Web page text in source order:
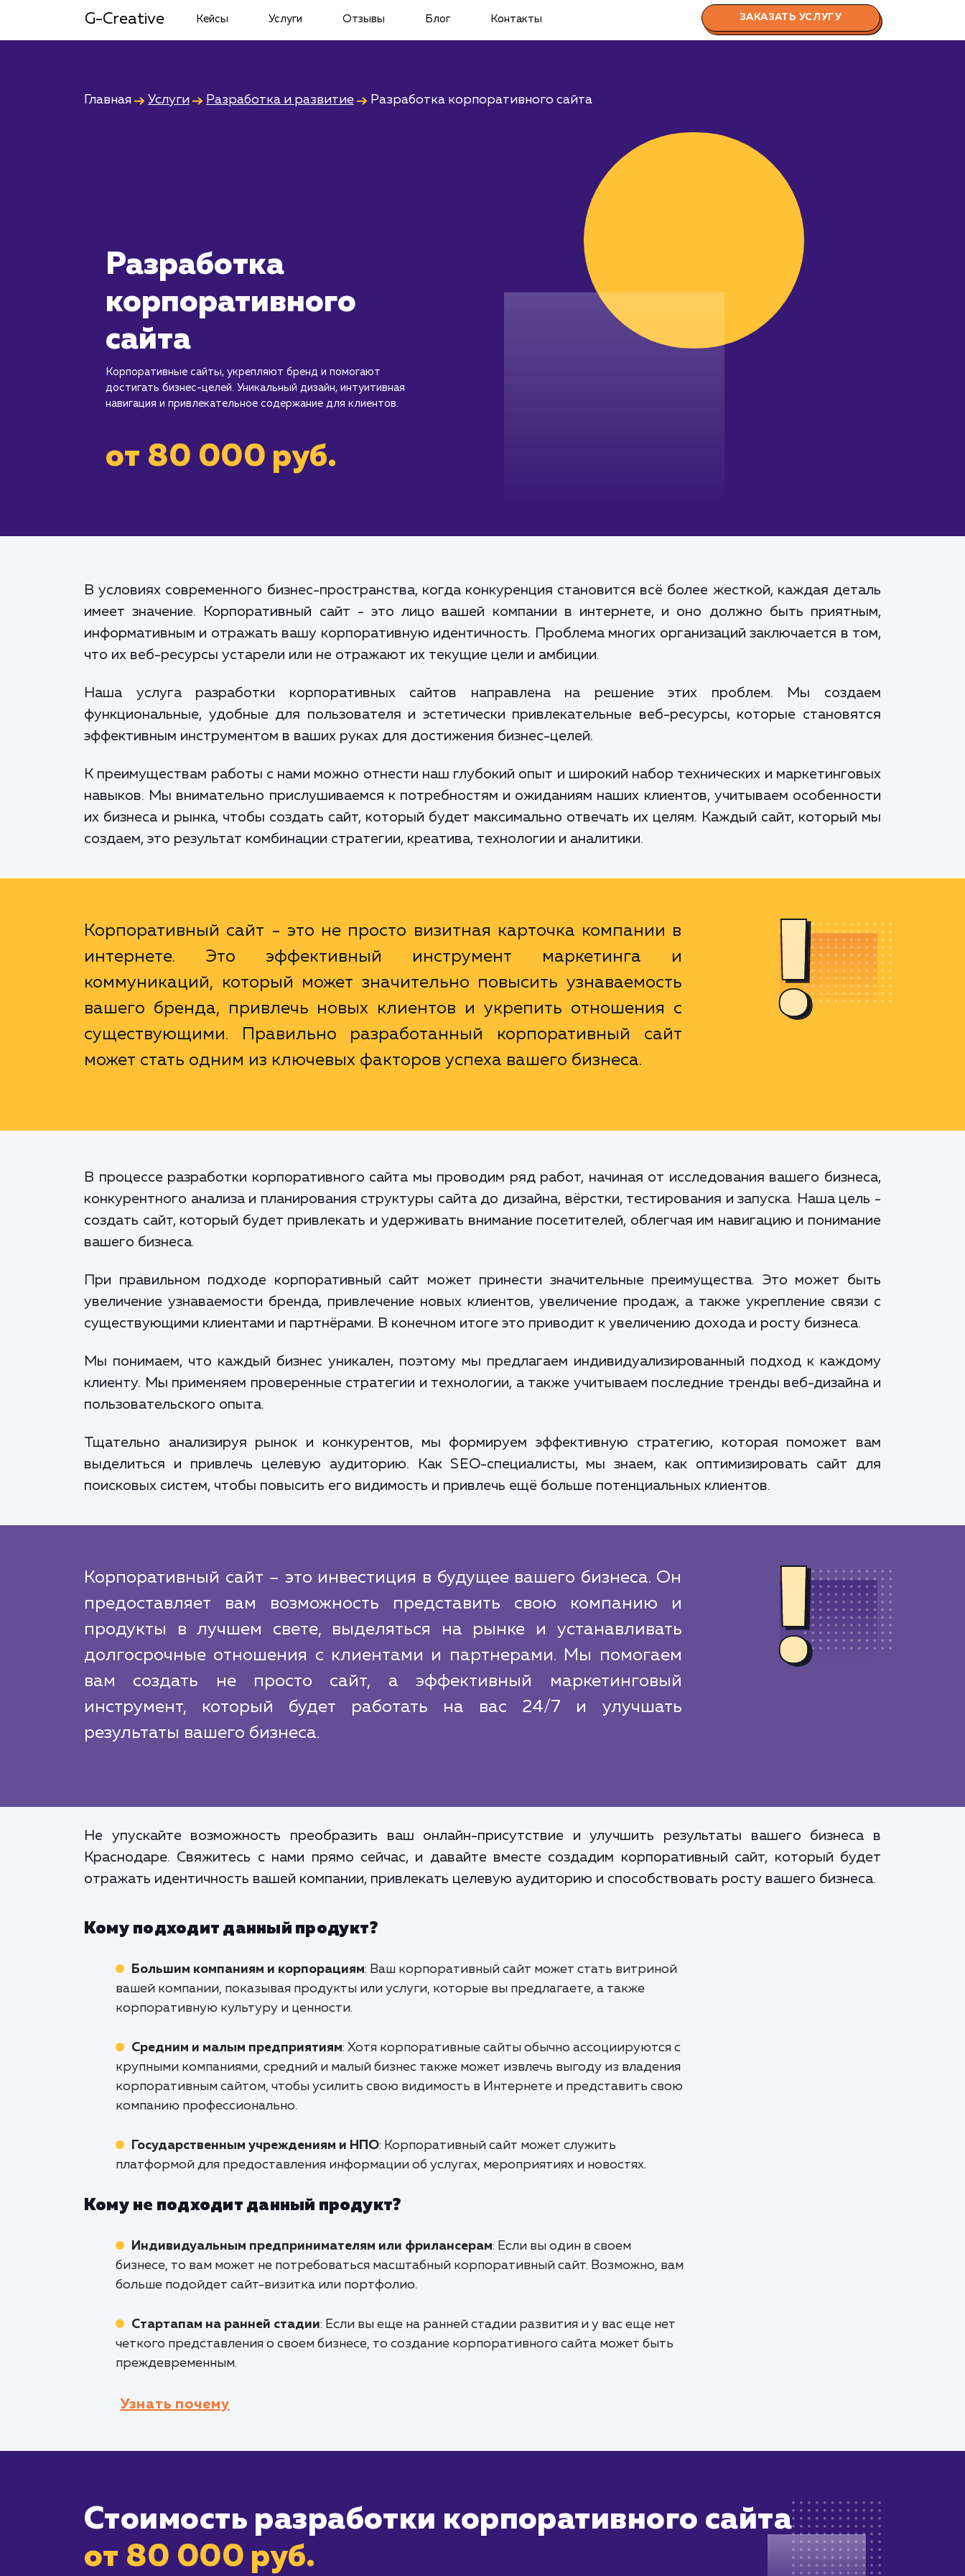
G-Creative Кейсы Услуги Отзывы Блог Контакты ЗАКАЗАТЬ УСЛУГУ
Главная Услуги Разработка и развитие Разработка корпоративного сайта
Разработка
корпоративного
сайта
Корпоративные сайты, укрепляют бренд и помогают
достигать бизнес-целей. Уникальный дизайн, интуитивная
навигация и привлекательное содержание для клиентов.
от 80 000 руб.
В условиях современного бизнес-пространства, когда конкуренция становится всё более жесткой, каждая деталь
имеет значение. Корпоративный сайт - это лицо вашей компании в интернете, и оно должно быть приятным,
информативным и отражать вашу корпоративную идентичность. Проблема многих организаций заключается в том,
что их веб-ресурсы устарели или не отражают их текущие цели и амбиции.
Наша услуга разработки корпоративных сайтов направлена на решение этих проблем. Мы создаем
функциональные, удобные для пользователя и эстетически привлекательные веб-ресурсы, которые становятся
эффективным инструментом в ваших руках для достижения бизнес-целей.
К преимуществам работы с нами можно отнести наш глубокий опыт и широкий набор технических и маркетинговых
навыков. Мы внимательно прислушиваемся к потребностям и ожиданиям наших клиентов, учитываем особенности
их бизнеса и рынка, чтобы создать сайт, который будет максимально отвечать их целям. Каждый сайт, который мы
создаем, это результат комбинации стратегии, креатива, технологии и аналитики.
Корпоративный сайт - это не просто визитная карточка компании в
интернете. Это эффективный инструмент маркетинга и
коммуникаций, который может значительно повысить узнаваемость
вашего бренда, привлечь новых клиентов и укрепить отношения с
существующими. Правильно разработанный корпоративный сайт
может стать одним из ключевых факторов успеха вашего бизнеса.
В процессе разработки корпоративного сайта мы проводим ряд работ, начиная от исследования вашего бизнеса,
конкурентного анализа и планирования структуры сайта до дизайна, вёрстки, тестирования и запуска. Наша цель -
создать сайт, который будет привлекать и удерживать внимание посетителей, облегчая им навигацию и понимание
вашего бизнеса.
При правильном подходе корпоративный сайт может принести значительные преимущества. Это может быть
увеличение узнаваемости бренда, привлечение новых клиентов, увеличение продаж, а также укрепление связи с
существующими клиентами и партнёрами. В конечном итоге это приводит к увеличению дохода и росту бизнеса.
Мы понимаем, что каждый бизнес уникален, поэтому мы предлагаем индивидуализированный подход к каждому
клиенту. Мы применяем проверенные стратегии и технологии, а также учитываем последние тренды веб-дизайна и
пользовательского опыта.
Тщательно анализируя рынок и конкурентов, мы формируем эффективную стратегию, которая поможет вам
выделиться и привлечь целевую аудиторию. Как SEO-специалисты, мы знаем, как оптимизировать сайт для
поисковых систем, чтобы повысить его видимость и привлечь ещё больше потенциальных клиентов.
Корпоративный сайт – это инвестиция в будущее вашего бизнеса. Он
предоставляет вам возможность представить свою компанию и
продукты в лучшем свете, выделяться на рынке и устанавливать
долгосрочные отношения с клиентами и партнерами. Мы помогаем
вам создать не просто сайт, а эффективный маркетинговый
инструмент, который будет работать на вас 24/7 и улучшать
результаты вашего бизнеса.
Не упускайте возможность преобразить ваш онлайн-присутствие и улучшить результаты вашего бизнеса в
Краснодаре. Свяжитесь с нами прямо сейчас, и давайте вместе создадим корпоративный сайт, который будет
отражать идентичность вашей компании, привлекать целевую аудиторию и способствовать росту вашего бизнеса.
Кому подходит данный продукт?
Большим компаниям и корпорациям: Ваш корпоративный сайт может стать витриной
вашей компании, показывая продукты или услуги, которые вы предлагаете, а также
корпоративную культуру и ценности.
Средним и малым предприятиям: Хотя корпоративные сайты обычно ассоциируются с
крупными компаниями, средний и малый бизнес также может извлечь выгоду из владения
корпоративным сайтом, чтобы усилить свою видимость в Интернете и представить свою
компанию профессионально.
Государственным учреждениям и НПО: Корпоративный сайт может служить
платформой для предоставления информации об услугах, мероприятиях и новостях.
Кому не подходит данный продукт?
Индивидуальным предпринимателям или фрилансерам: Если вы один в своем
бизнесе, то вам может не потребоваться масштабный корпоративный сайт. Возможно, вам
больше подойдет сайт-визитка или портфолио.
Стартапам на ранней стадии: Если вы еще на ранней стадии развития и у вас еще нет
четкого представления о своем бизнесе, то создание корпоративного сайта может быть
преждевременным.
Узнать почему
Стоимость разработки корпоративного сайта
от 80 000 руб.